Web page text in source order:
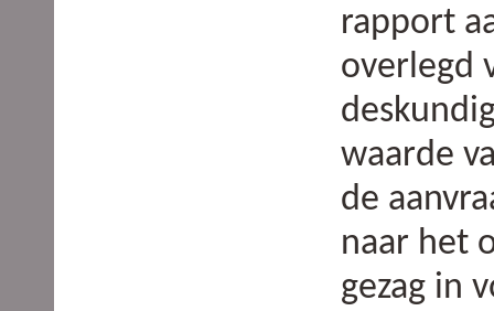
rapport
overlegd
waarde
de
naar het
gezag in